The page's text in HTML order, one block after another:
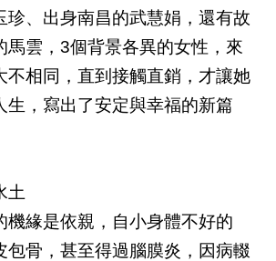
珍、出身南昌的武慧娟，還有故
馬雲，3個背景各異的女性，來
不相同，直到接觸直銷，才讓她
生，寫出了安定與幸福的新篇
土
機緣是依親，自小身體不好的
包骨，甚至得過腦膜炎，因病輟